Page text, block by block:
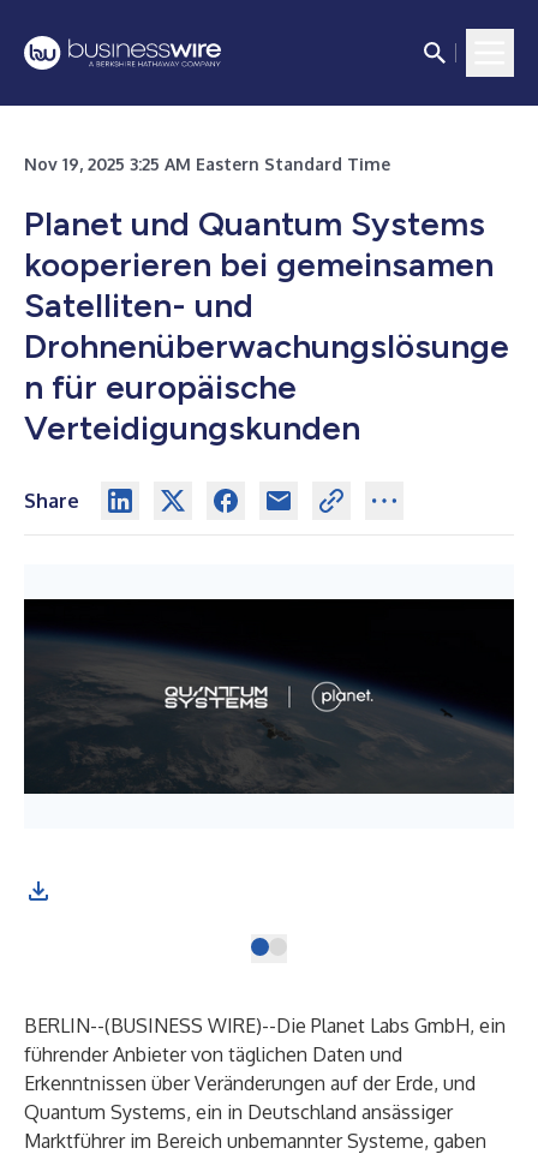
Nov 19, 2025 3:25 AM Eastern Standard Time
Planet und Quantum Systems
kooperieren bei gemeinsamen
Satelliten- und
Drohnenüberwachungslösunge
n für europäische
Verteidigungskunden
Share
BERLIN--(BUSINESS WIRE)--Die Planet Labs GmbH, ein
führender Anbieter von täglichen Daten und
Erkenntnissen über Veränderungen auf der Erde, und
Quantum Systems, ein in Deutschland ansässiger
Marktführer im Bereich unbemannter Systeme, gaben